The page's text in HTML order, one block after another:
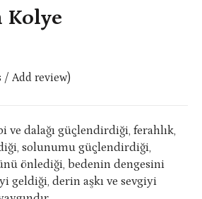
Kolye
/ Add review)
ve dalağı güçlendirdiği, ferahlık,
solunumu güçlendirdiği,
önlediği, bedenin dengesini
geldiği, derin aşkı ve sevgiyi